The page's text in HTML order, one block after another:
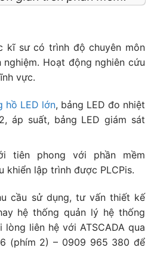
kĩ sư có trình độ chuyên môn
Hoạt động nghiên cứu
vực.
hồ LED lớn, bảng LED đo nhiệt
áp suất, bảng LED giám sát
tiên phong với phần mềm
khiển lập trình được PLCPis.
cầu sử dụng, tư vấn thiết kế
hệ thống quản lý hệ thống
liên hệ với ATSCADA qua
(phím 2) – 0909 965 380 để